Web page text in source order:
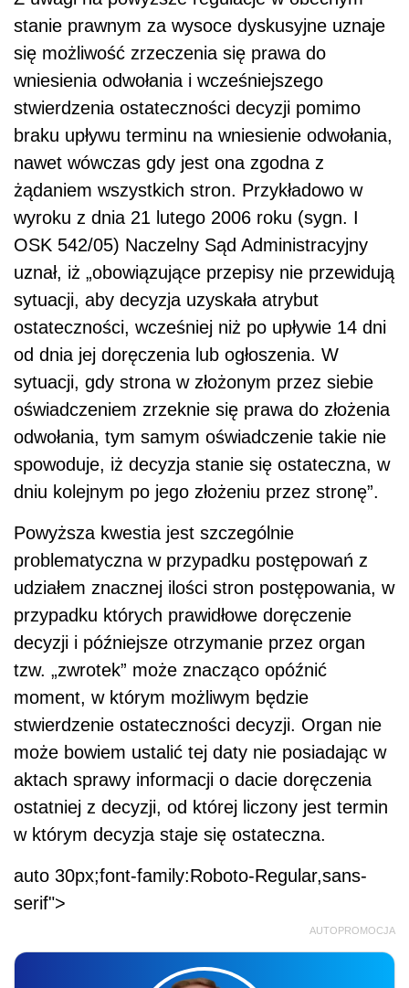
stanie prawnym za wysoce dyskusyjne uznaje
się możliwość zrzeczenia się prawa do
wniesienia odwołania i wcześniejszego
stwierdzenia ostateczności decyzji pomimo
braku upływu terminu na wniesienie odwołania,
nawet wówczas gdy jest ona zgodna z
żądaniem wszystkich stron. Przykładowo w
wyroku z dnia 21 lutego 2006 roku (sygn. I
OSK 542/05) Naczelny Sąd Administracyjny
uznał, iż „obowiązujące przepisy nie przewidują
sytuacji, aby decyzja uzyskała atrybut
ostateczności, wcześniej niż po upływie 14 dni
od dnia jej doręczenia lub ogłoszenia. W
sytuacji, gdy strona w złożonym przez siebie
oświadczeniem zrzeknie się prawa do złożenia
odwołania, tym samym oświadczenie takie nie
spowoduje, iż decyzja stanie się ostateczna, w
dniu kolejnym po jego złożeniu przez stronę”.
Powyższa kwestia jest szczególnie
problematyczna w przypadku postępowań z
udziałem znacznej ilości stron postępowania, w
przypadku których prawidłowe doręczenie
decyzji i późniejsze otrzymanie przez organ
tzw. „zwrotek” może znacząco opóźnić
moment, w którym możliwym będzie
stwierdzenie ostateczności decyzji. Organ nie
może bowiem ustalić tej daty nie posiadając w
aktach sprawy informacji o dacie doręczenia
ostatniej z decyzji, od której liczony jest termin
w którym decyzja staje się ostateczna.
auto 30px;font-family:Roboto-Regular,sans-
serif">
AUTOPROMOCJA